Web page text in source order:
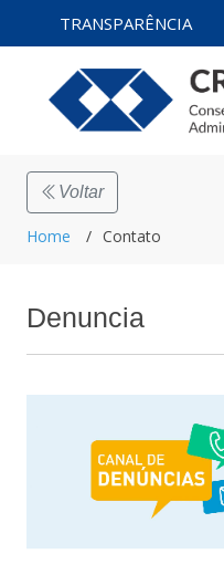
TRANSPARÊNCIA
Voltar
Home Contato
Denuncia